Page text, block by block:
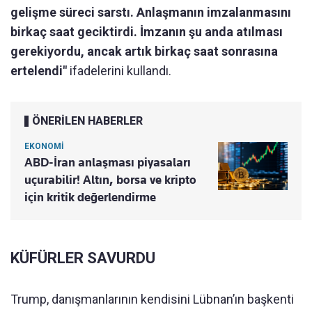
gelişme süreci sarstı. Anlaşmanın imzalanmasını
birkaç saat geciktirdi. İmzanın şu anda atılması
gerekiyordu, ancak artık birkaç saat sonrasına
ertelendi" ifadelerini kullandı.
ÖNERİLEN HABERLER
EKONOMİ
ABD-İran anlaşması piyasaları
uçurabilir! Altın, borsa ve kripto
için kritik değerlendirme
KÜFÜRLER SAVURDU
Trump, danışmanlarının kendisini Lübnan’ın başkenti